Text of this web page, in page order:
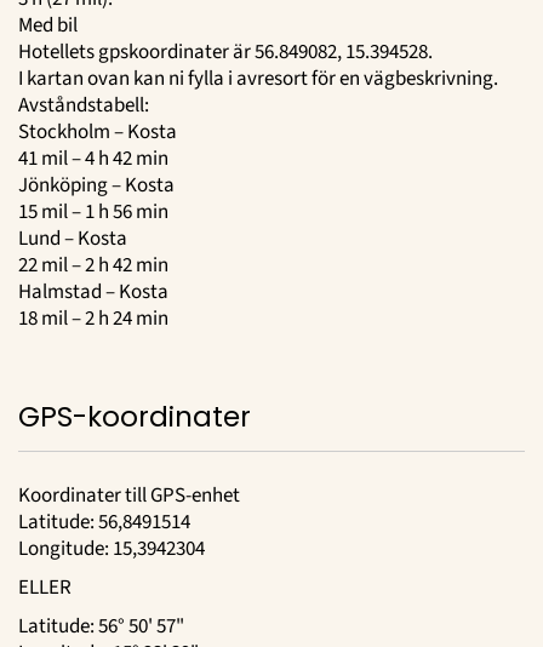
Med bil
Hotellets gpskoordinater är 56.849082, 15.394528.
I kartan ovan kan ni fylla i avresort för en vägbeskrivning.
Avståndstabell:
Stockholm – Kosta
41 mil – 4 h 42 min
Jönköping – Kosta
15 mil – 1 h 56 min
Lund – Kosta
22 mil – 2 h 42 min
Halmstad – Kosta
18 mil – 2 h 24 min
GPS-koordinater
Koordinater till GPS-enhet
Latitude: 56,8491514
Longitude: 15,3942304
ELLER
Latitude: 56° 50' 57"